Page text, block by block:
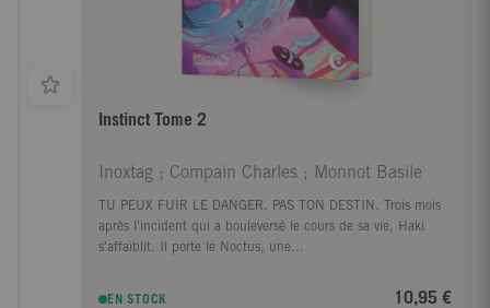
Instinct Tome 2
Inoxtag ; Compain Charles ; Monnot Basile
TU PEUX FUIR LE DANGER. PAS TON DESTIN. Trois mois
après l'incident qui a bouleversé le cours de sa vie, Haki
s'affaiblit. Il porte le Noctus, une...
EN STOCK 10,95 €